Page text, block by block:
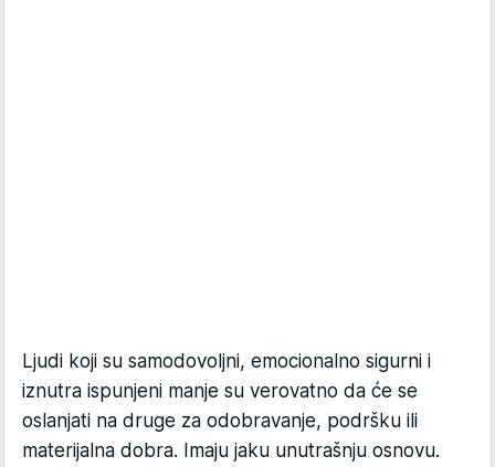
Ljudi koji su samodovoljni, emocionalno sigurni i
iznutra ispunjeni manje su verovatno da će se
oslanjati na druge za odobravanje, podršku ili
materijalna dobra. Imaju jaku unutrašnju osnovu.